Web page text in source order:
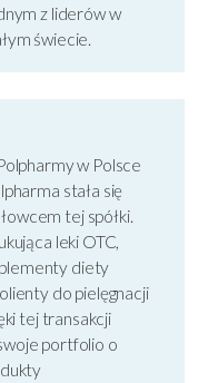
z liderów w
świecie.
w Polsce
stała się
tej spółki.
leki OTC,
diety
do pielęgnacji
tej transakcji
portfolio o